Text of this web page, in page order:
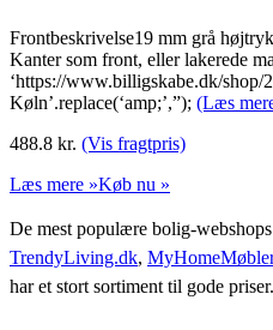
Frontbeskrivelse19 mm grå
Kanter som front, eller lakerede
‘https://www.billigskabe.dk/shop/
Køln’.replace(‘amp;’,”); (Læs
488.8 kr. (Vis fragtpris)
Læs mere »Køb nu »
De mest populære bolig-
TrendyLiving.dk,
har et stort sortiment til gode priser.